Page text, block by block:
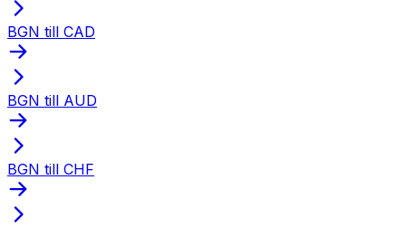
BGN till CAD
BGN till AUD
BGN till CHF